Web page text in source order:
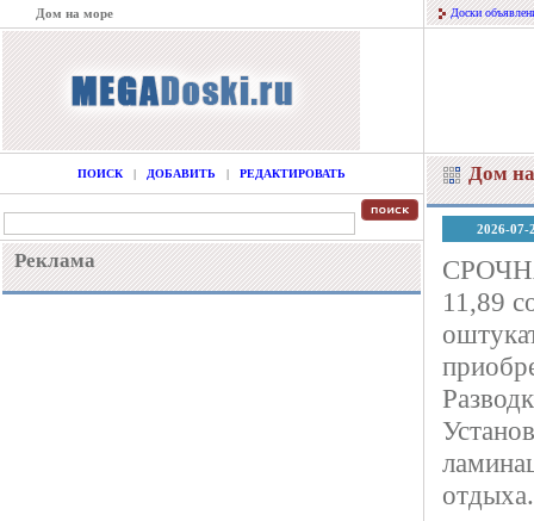
Дом на море Доски
ПОИСК | ДОБАВИТЬ | РЕДАКТИРОВАТЬ
Реклама
Дом
2026-07-
11,89